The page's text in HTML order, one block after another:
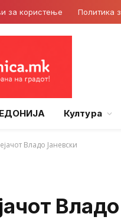
за користење Политика
Култура
Владо Јаневски